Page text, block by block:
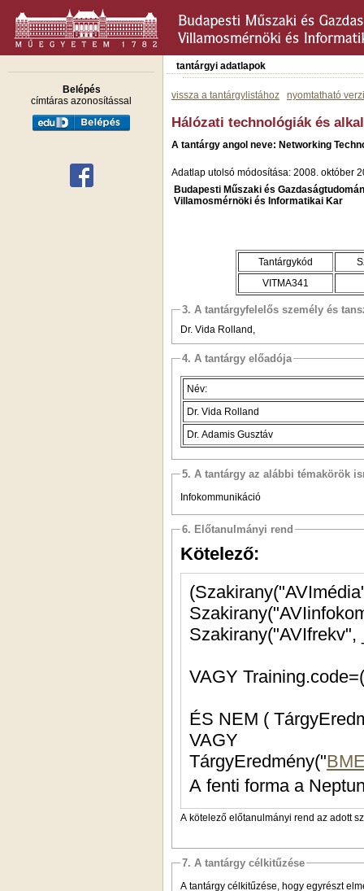
Belépés
címtáras azonosítással
tantárgyi adatlapok
vissza a tantárgylistához nyomtatható
Hálózati technológiák és
A tantárgy angol neve: Networking
Adatlap utolsó módosítása: 2008. október
Budapesti Műszaki és
Villamosmérnöki és Informatikai Kar
Tantárgykód
VITMA341
3. A tantárgyfelelős személy és
Dr. Vida Rolland,
4. A tantárgy előadója
Név:
Dr. Vida Rolland
Dr. Adamis Gusztáv
5. A tantárgy az alábbi témakörök
Infokommunikáció
6. Előtanulmányi rend
Kötelező:
Szakirany("AVIfrekv",
VAGY
ÉS NEM (
VAGY
TárgyEredmény("
A fenti forma a
A kötelező előtanulmányi rend az adott
7. A tantárgy célkitűzése
A tantárgy célkitűzése, hogy egyrészt